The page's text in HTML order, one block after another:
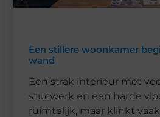
Een stillere woonkamer
wand
Een strak interieur met
stucwerk en een harde
ruimtelijk, maar klinkt